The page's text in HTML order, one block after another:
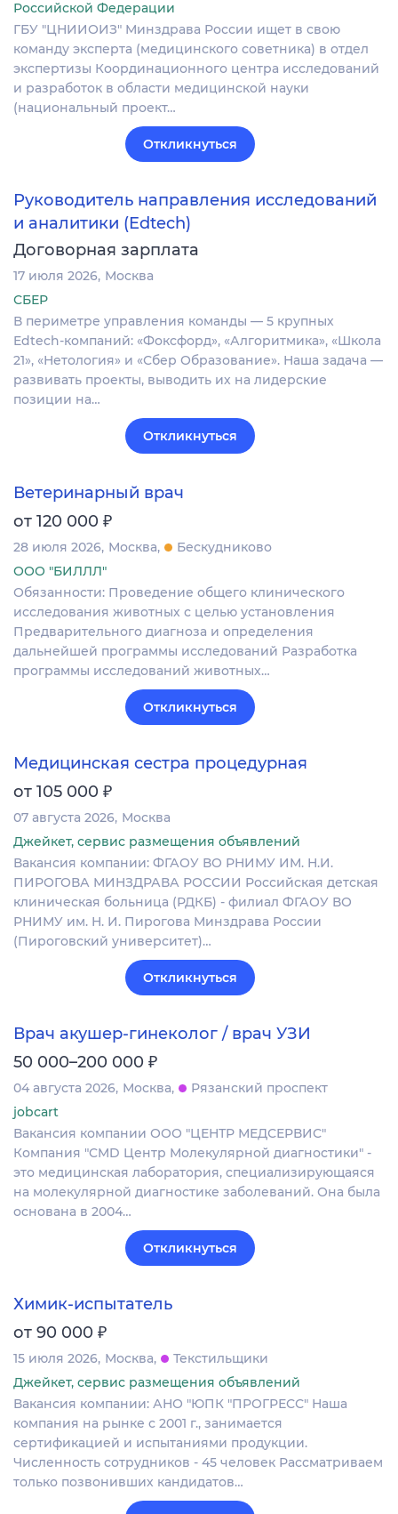
Российской Федерации
ГБУ "ЦНИИОИЗ" Минздрава России ищет в свою
команду эксперта (медицинского советника) в отдел
экспертизы Координационного центра исследований
и разработок в области медицинской науки
(национальный проект…
Откликнуться
Руководитель направления исследований
и аналитики (Edtech)
Договорная зарплата
17 июля 2026 Москва
СБЕР
В периметре управления команды — 5 крупных
Edtech-компаний: «Фоксфорд», «Алгоритмика», «Школа
21», «Нетология» и «Сбер Образование». Наша задача —
развивать проекты, выводить их на лидерские
позиции на…
Откликнуться
Ветеринарный врач
от 120 000 ₽
28 июля 2026 Москва
Бескудниково
ООО "БИЛЛЛ"
Обязанности: Проведение общего клинического
исследования животных с целью установления
Предварительного диагноза и определения
дальнейшей программы исследований Разработка
программы исследований животных…
Откликнуться
Медицинская сестра процедурная
от 105 000 ₽
07 августа 2026 Москва
Джейкет, сервис размещения объявлений
Вакансия компании: ФГАОУ ВО РНИМУ ИМ. Н.И.
ПИРОГОВА МИНЗДРАВА РОССИИ Российская детская
клиническая больница (РДКБ) - филиал ФГАОУ ВО
РНИМУ им. Н. И. Пирогова Минздрава России
(Пироговский университет)…
Откликнуться
Врач акушер-гинеколог / врач УЗИ
50 000–200 000 ₽
04 августа 2026 Москва
Рязанский проспект
jobcart
Вакансия компании ООО "ЦЕНТР МЕДСЕРВИС"
Компания "CMD Центр Молекулярной диагностики" -
это медицинская лаборатория, специализирующаяся
на молекулярной диагностике заболеваний. Она была
основана в 2004…
Откликнуться
Химик-испытатель
от 90 000 ₽
15 июля 2026 Москва
Текстильщики
Джейкет, сервис размещения объявлений
Вакансия компании: АНО "ЮПК "ПРОГРЕСС" Наша
компания на рынке с 2001 г., занимается
сертификацией и испытаниями продукции.
Численность сотрудников - 45 человек Рассматриваем
только позвонивших кандидатов…